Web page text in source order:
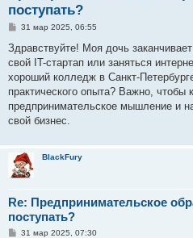
поступать?
С
о
б
щ
е
н
и
е
31 мар 2025, 06:55
Здравствуйте! Моя дочь
свой IT-стартап или заняться
хороший колледж в Санкт-
практического опыта? Важно, чтобы
предпринимательское мышление и
свой бизнес.
BlackFury
Re: Предпринимательское
поступать?
С31 мар 2025, 07:30